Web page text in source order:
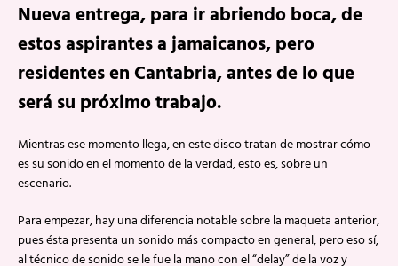
Nueva entrega, para ir abriendo boca, de
estos aspirantes a jamaicanos, pero
residentes en Cantabria, antes de lo que
será su próximo trabajo.
Mientras ese momento llega, en este disco tratan de mostrar cómo
es su sonido en el momento de la verdad, esto es, sobre un
escenario.
Para empezar, hay una diferencia notable sobre la maqueta anterior,
pues ésta presenta un sonido más compacto en general, pero eso sí,
al técnico de sonido se le fue la mano con el “delay” de la voz y